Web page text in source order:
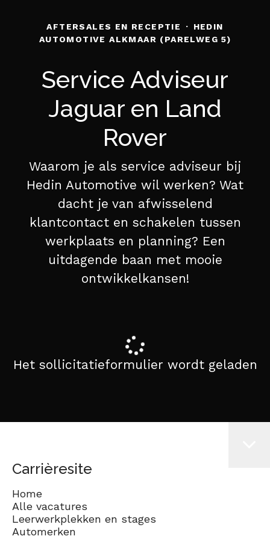
AFTERSALES EN RECEPTIE ·
HEDIN
AUTOMOTIVE ALKMAAR (PARELWEG 5)
Service Adviseur
Jaguar en Land
Rover
Waarom je als service adviseur bij
Hedin Automotive wil werken? Wat
dacht je van afwisselend
klantcontact en schakelen tussen
werkplaats en planning? Een
uitdagende baan met mooie
ontwikkelkansen!
Het sollicitatieformulier wordt geladen
Carrièresite
Home
Alle vacatures
Leerwerkplekken en stages
Automerken